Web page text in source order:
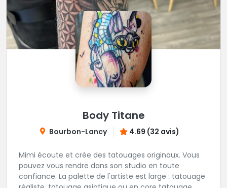
Body Titane
Bourbon-Lancy 4.69 (32 avis)
Mimi écoute et crée des tatouages originaux. Vous
pouvez vous rendre dans son studio en toute
confiance. La palette de l'artiste est large : tatouage